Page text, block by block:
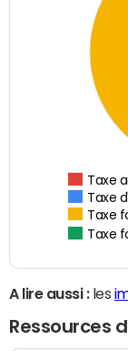
Taxe
Taxe
Taxe
Taxe
A lire aussi :les
Ressources